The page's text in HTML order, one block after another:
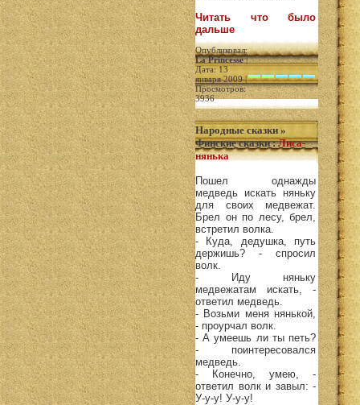
Читать что было
дальше
Опубликовал:
La Princesse|
Дата: 13
января 2009 |
Просмотров:
3936
Народные сказки »
Финские сказки:Лиса-
нянька
Пошел однажды
медведь искать няньку
для своих медвежат.
Брел он по лесу, брел,
встретил волка.
- Куда, дедушка, путь
держишь? - спросил
волк.
- Иду няньку
медвежатам искать, -
ответил медведь.
- Возьми меня нянькой,
- проурчал волк.
- А умеешь ли ты петь?
- поинтересовался
медведь.
- Конечно, умею, -
ответил волк и завыл: -
У-у-у! У-у-у!